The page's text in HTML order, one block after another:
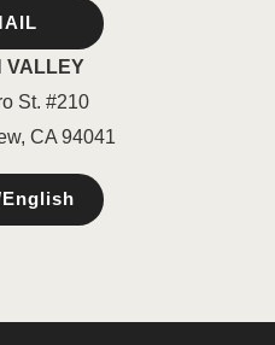
VALLEY
St. #210
CA 94041
English